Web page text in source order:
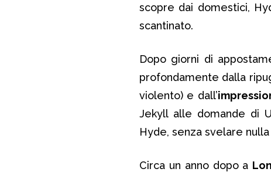
scopre dai domestici,
scantinato.
Dopo giorni di
profondamente dalla
violento) e dall’
Jekyll alle domande di
Hyde, senza svelare nulla
Circa un anno dopo a